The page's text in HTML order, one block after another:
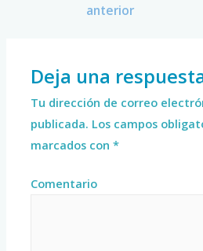
anterior
Deja una
Tu dirección de correo
publicada. Los campos
marcados con*
Comentario